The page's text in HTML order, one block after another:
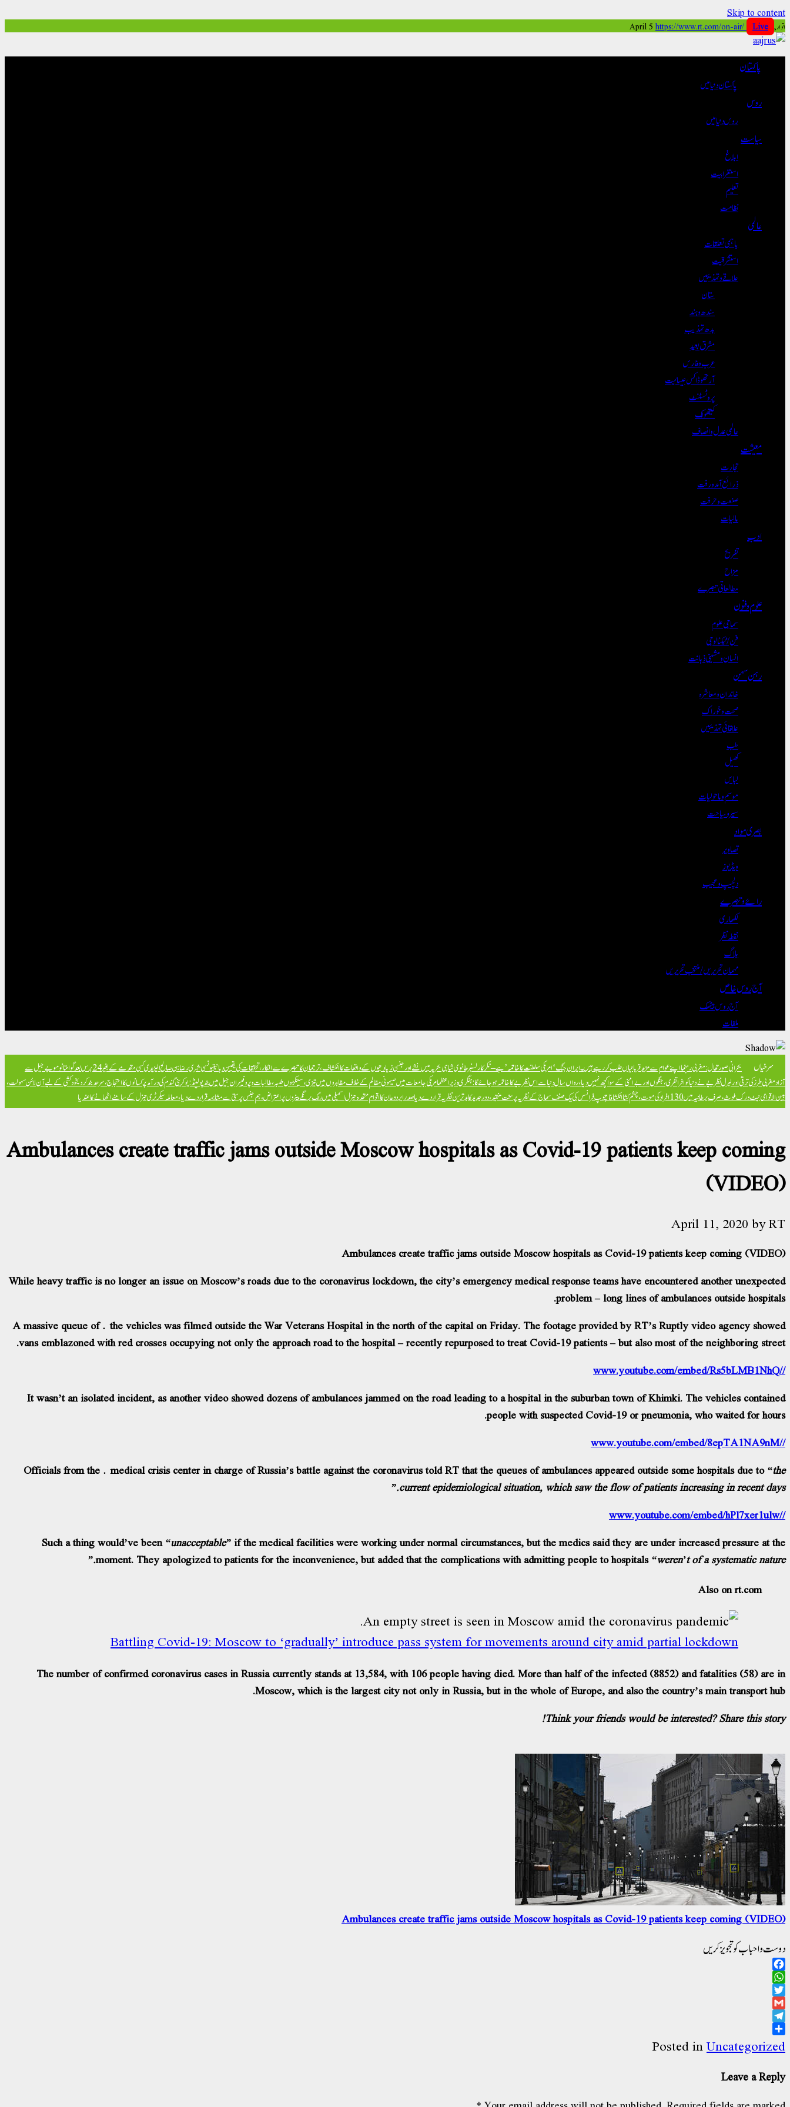
Skip to content
اتوار, April 5 https://www.rt.com/on-air/ Live
پاکستان
پاکستان دنیا میں
روس
روس دنیا میں
سیاست
ابلاغ
استغرابیت
تعلیم
نظامت
عالمی
باہمی تعلقات
استشراقیت
علاقے و تہذیبیں
ستان
سندھ و ہند
بدھ تہذیب
مشرق بعید
عرب و فارس
آرتھوڈاکس عیسائیت
پروٹسٹنٹ
کیتھولک
عالمی عدل و انصاف
معیشت
تجارت
ذرائع آمدورفت
صنعت و حرفت
مالیات
ادب
تفریح
مزاح
مطالعاتی تبصرے
علوم و فنون
سماجی علوم
فن/ٹیکنالوجی
انسان و مشینی ذہانت
رہن سہن
خاندان و معاشرہ
صحت و خوراک
علاقائی تہذیبیں
طب
کھیل
لباس
موسم و ماحولیات
سیر و سیاحت
بصری مواد
تصاویر
ویڈیوز
دلچسپ و عجیب
رائے و تبصرے
لکھاری
نقطہ نظر
بلاگ
مہمان تحریریں / منتخب تحریریں
آج روس خاص
آج روس بیٹھک
ملقات
سرخیاں بحرانی صورتحال: مغربی رہنما اپنے عوام سے مزید قربانیاں طلب کر رہے ہیں۔ایران جنگ ‘امریکی سلطنت کا خاتمہ’ ہے – ٹکر کارلسنبرطانوی شاہی بحریہ میں نشے اور جنسی زیادتیوں کے واقعات کا انکشاف، ترجمان کا تبصرے سے انکار، تحقیقات کی یقین دہانی
تیونسی شہری رضا بن صالح الیزیدی کسی مقدمے کے بغیر 24 برس بعد گوانتانوموبے جیل سے
آزادمغربی طرز کی ترقی اور لبرل نظریے نے دنیا کو افراتفری، جنگوں اور بےامنی کے سوا کچھ نہیں دیا، رواں سال دنیا سے اس نظریے کا خاتمہ ہو جائے گا: ہنگری وزیراعظمامریکی جامعات میں صیہونی مظالم کے خلاف مظاہروں میں تیزی، سینکڑوں طلبہ، طالبات و پروفیسران جیل میں بندپولینڈ: یوکرینی گندم کی درآمد پر کسانوں کا احتجاج، سرحد بند کر دیخود کشی کے لیے آن لائن سہولت،
بین الاقوامی نیٹ ورک ملوث، صرف برطانیہ میں 130 افراد کی موت، چشم کشا انکشافات
پوپ فرانسس کی یک صنف سماج کے نظریہ پر سخت تنقید، دور جدید کا بدترین نظریہ قرار دے دیاصدر ایردوعان کا اقوام متحدہ جنرل اسمبلی میں رنگ برنگے بینروں پر اعتراض، ہم جنس پرستی سے مشابہہ قرار دے دیا، معاملہ سیکرٹری جنرل کے سامنے اٹھانے کا عندیا
Ambulances create traffic jams outside Moscow hospitals as Covid-19 patients keep coming
(VIDEO)
April 11, 2020 byRT
Ambulances create traffic jams outside Moscow hospitals as Covid-19 patients keep coming (VIDEO)
While heavy traffic is no longer an issue on Moscow’s roads due to the coronavirus lockdown, the city’s emergency medical response teams have encountered another unexpected
problem – long lines of ambulances outside hospitals.
A massive queue of the vehicles was filmed outside the War Veterans Hospital in the north of the capital on Friday. The footage provided by RT’s Ruptly video agency showed
vans emblazoned with red crosses occupying not only the approach road to the hospital – recently repurposed to treat Covid-19 patients – but also most of the neighboring street.
//www.youtube.com/embed/Rs5bLMB1NhQ
It wasn’t an isolated incident, as another video showed dozens of ambulances jammed on the road leading to a hospital in the suburban town of Khimki. The vehicles contained
people with suspected Covid-19 or pneumonia, who waited for hours.
//www.youtube.com/embed/8epTA1NA9nM
Officials from the medical crisis center in charge of Russia’s battle against the coronavirus told RT that the queues of ambulances appeared outside some hospitals due to“the
current epidemiological situation, which saw the flow of patients increasing in recent days.”
//www.youtube.com/embed/hPl7xer1ulw
Such a thing would’ve been“unacceptable”if the medical facilities were working under normal circumstances, but the medics said they are under increased pressure at the
moment. They apologized to patients for the inconvenience, but added that the complications with admitting people to hospitals“weren’t of a systematic nature.”
Also on rt.com
Battling Covid-19: Moscow to ‘gradually’ introduce pass system for movements around city amid partial lockdown
The number of confirmed coronavirus cases in Russia currently stands at 13,584, with 106 people having died. More than half of the infected (8852) and fatalities (58) are in
Moscow, which is the largest city not only in Russia, but in the whole of Europe, and also the country’s main transport hub.
Think your friends would be interested? Share this story!
Ambulances create traffic jams outside Moscow hospitals as Covid-19 patients keep coming (VIDEO)
دوست و احباب کو تجویز کریں
Facebook
WhatsApp
Twitter
Gmail
Telegram
Share
Posted inUncategorized
Leave a Reply